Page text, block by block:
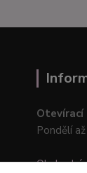
Otevírací
Pondělí
Obchodní